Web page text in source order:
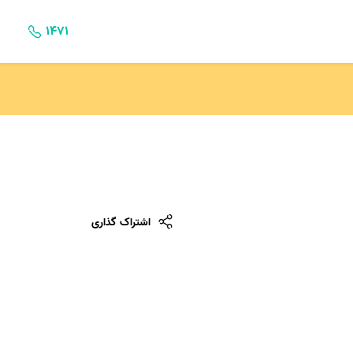
۱۴۷۱
اشتراک گذاری